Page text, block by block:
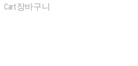
Cart장바구니